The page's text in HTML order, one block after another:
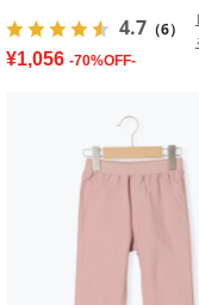
4.7 （6）
¥1,056 -70%OFF-